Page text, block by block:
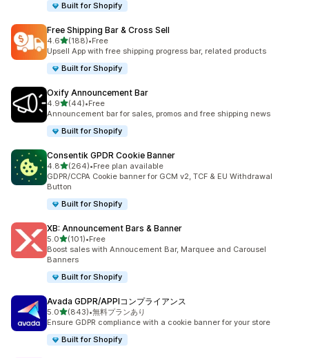
Built for Shopify
Free Shipping Bar & Cross Sell
4.65つ星中
(188)
合計レビュー数：188件
•Free
Upsell App with free shipping progress bar, related products
Built for Shopify
Oxify Announcement Bar
4.95つ星中
(44)
合計レビュー数：44件
•Free
Announcement bar for sales, promos and free shipping news
Built for Shopify
Consentik GPDR Cookie Banner
4.85つ星中
(264)
合計レビュー数：264件
•Free plan available
GDPR/CCPA Cookie banner for GCM v2, TCF & EU Withdrawal
Button
Built for Shopify
XB: Announcement Bars & Banner
5.05つ星中
(101)
合計レビュー数：101件
•Free
Boost sales with Annoucement Bar, Marquee and Carousel
Banners
Built for Shopify
Avada GDPR/APPIコンプライアンス
5.05つ星中
(843)
合計レビュー数：843件
•無料プランあり
Ensure GDPR compliance with a cookie banner for your store
Built for Shopify